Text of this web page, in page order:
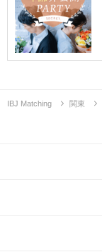
IBJ Matching 関東